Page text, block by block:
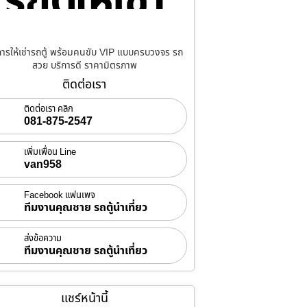
รให้เช่ารถตู้ พร้อมคนขับ VIP แบบครบวงจร รถ
สวย บริการดี ราคามิตรภาพ
ติดต่อเรา
ติดต่อเรา คลิก
081-875-2547
เพิ่มเพื่อน Line
van958
Facebook แฟนเพจ
ทีมงานคุณชาย รถตู้นำเที่ยว
ส่งข้อความ
ทีมงานคุณชาย รถตู้นำเที่ยว
แชร์หน้านี้